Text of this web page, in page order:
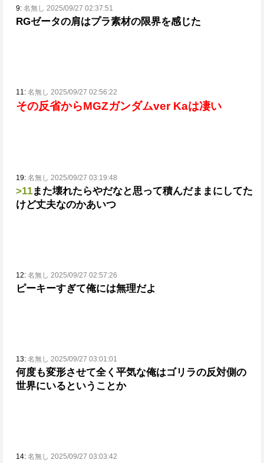
9: 名無し 2025/09/27 02:37:51
RGゼータの肩はプラ素材の限界を感じた
11: 名無し 2025/09/27 02:56:22
その反省からMGZガンダムver Kaは凄い
19: 名無し 2025/09/27 03:19:48
>11また壊れたらやだなと思って積んだままにしてた
けど丈夫なのかあいつ
12: 名無し 2025/09/27 02:57:26
ピーキーすぎて俺には無理だよ
13: 名無し 2025/09/27 03:01:01
何度も変形させて全く平気な俺はゴリラの反対側の
世界にいるということか
14: 名無し 2025/09/27 03:03:42